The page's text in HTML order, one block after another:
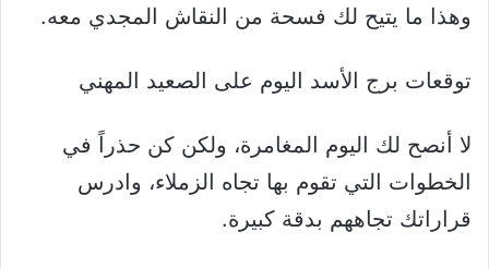
وهذا ما يتيح لك فسحة من النقاش المجدي معه.
توقعات برج الأسد اليوم على الصعيد المهني
لا أنصح لك اليوم المغامرة، ولكن كن حذراً في
الخطوات التي تقوم بها تجاه الزملاء، وادرس
قراراتك تجاههم بدقة كبيرة.